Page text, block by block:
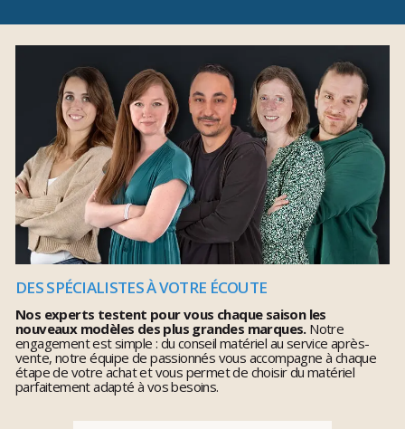
DES SPÉCIALISTES À VOTRE ÉCOUTE
Nos experts testent pour vous chaque saison les
nouveaux modèles des plus grandes marques.Notre
engagement est simple : du conseil matériel au service après-
vente, notre équipe de passionnés vous accompagne à chaque
étape de votre achat et vous permet de choisir du matériel
parfaitement adapté à vos besoins.